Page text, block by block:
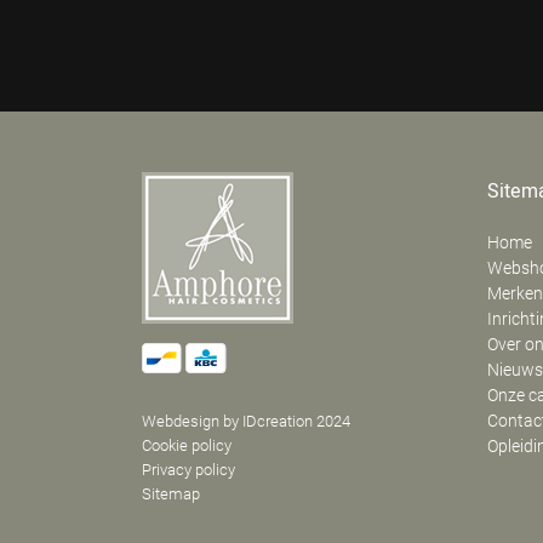
Webdesign by IDcreation 2024
Cookie policy
Privacy policy
Sitemap
Home
Merken
Over
Nieuws
Onze